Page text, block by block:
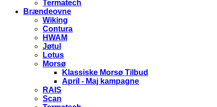
Termatech
Brændeovne
Wiking
Contura
HWAM
Jøtul
Lotus
Morsø
Klassiske Morsø Tilbud
April - Maj kampagne
RAIS
Scan